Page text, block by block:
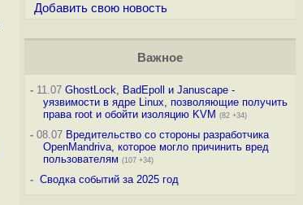
Добавить свою новость
Важное
-11.07 GhostLock, BadEpoll и Januscape -
уязвимости в ядре Linux, позволяющие получить
права root и обойти изоляцию KVM (82 +34)
-08.07 Вредительство со стороны разработчика
OpenMandriva, которое могло причинить вред
пользователям (107 +34)
- Сводка событий за 2025 год